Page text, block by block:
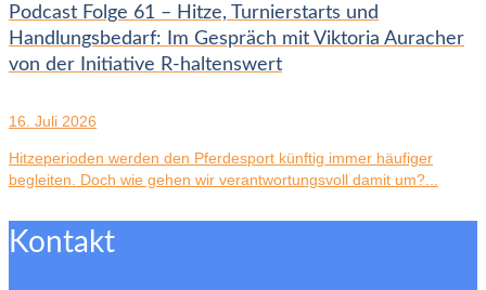
Podcast Folge 61 – Hitze, Turnierstarts und
Handlungsbedarf: Im Gespräch mit Viktoria Auracher
von der Initiative R-haltenswert
16. Juli 2026
Hitzeperioden werden den Pferdesport künftig immer häufiger
begleiten. Doch wie gehen wir verantwortungsvoll damit um?...
Kontakt